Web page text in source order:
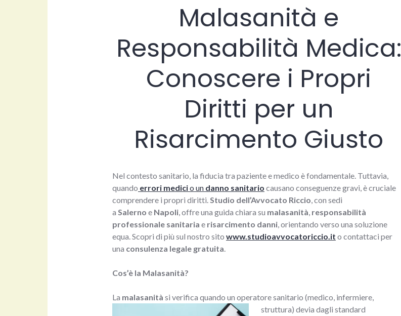
Malasanità e
Responsabilità Medica:
Conoscere i Propri
Diritti per un
Risarcimento Giusto
Nel contesto sanitario, la fiducia tra paziente e medico è fondamentale. Tuttavia,
quando errori medicio un danno sanitario causano conseguenze gravi, è cruciale
comprendere i propri diritti.Studio dell’Avvocato Riccio, con sedi
a Salerno e Napoli, offre una guida chiara su malasanità, responsabilità
professionale sanitaria e risarcimento danni, orientando verso una soluzione
equa. Scopri di più sul nostro sito www.studioavvocatoriccio.it o contattaci per
una consulenza legale gratuita.
Cos’è la Malasanità?
La malasanità si verifica quando un operatore sanitario (medico, infermiere,
struttura) devia dagli standard